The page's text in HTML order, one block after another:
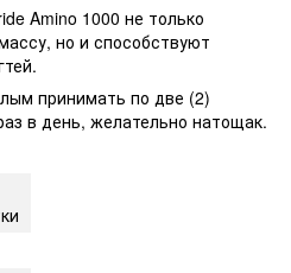
Amino 1000 не только
но и способствуют
принимать по две (2)
в день, желательно натощак.